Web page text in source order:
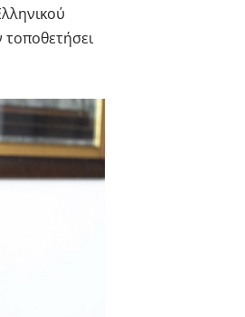
τοποθετήσει